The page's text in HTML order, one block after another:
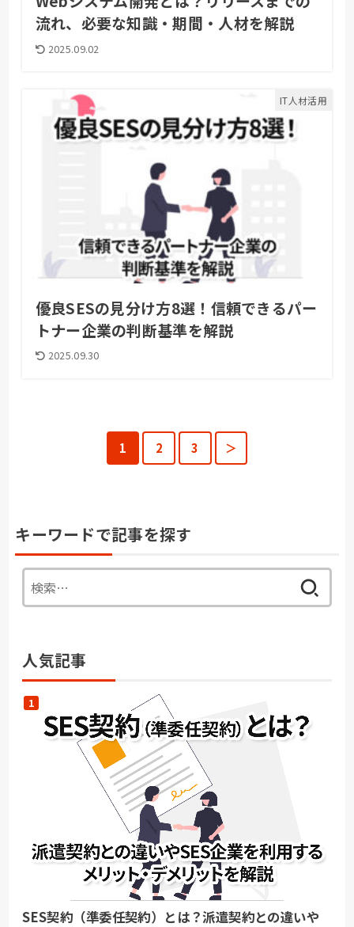
流れ、必要な知識・期間・人材を解説
2025.09.02
IT人材活用
優良SESの見分け方8選！信頼できるパー
トナー企業の判断基準を解説
2025.09.30
1 2 3 ＞
キーワードで記事を探す
索:
人気記事
SES契約（準委任契約）とは？派遣契約との違いや